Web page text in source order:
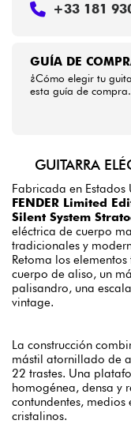
GUÍA DE
¿Cómo elegir tu
esta guía de compra.
+33 181
GUITARRA
Fabricada en
FENDER Limited
Silent System
eléctrica de cuerpo
tradicionales y
Retoma los
cuerpo de aliso, un
palisandro, una
vintage.
La construcción
mástil atornillado de
22 trastes. Una
homogénea, densa y
contundentes,
cristalinos.